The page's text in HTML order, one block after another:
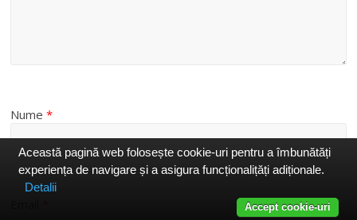
Nume*
Această pagină web folosește cookie-uri pentru a îmbunătăți
experiența de navigare și a asigura funcționalițăți adiționale.
Detalii
Accept cookie-uri